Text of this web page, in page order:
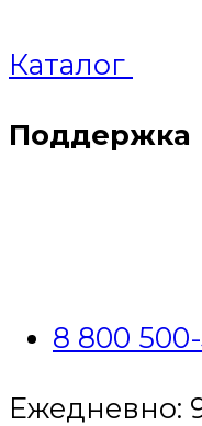
Каталог
Поддержка
8 800
Ежедневно: